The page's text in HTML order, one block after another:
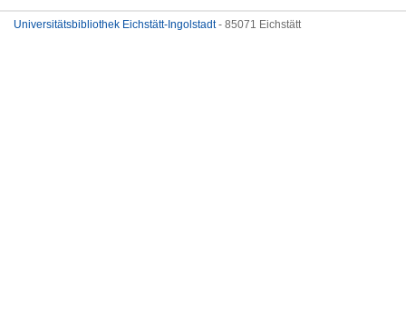
Universitätsbibliothek Eichstätt-Ingolstadt- 85071 Eichstätt